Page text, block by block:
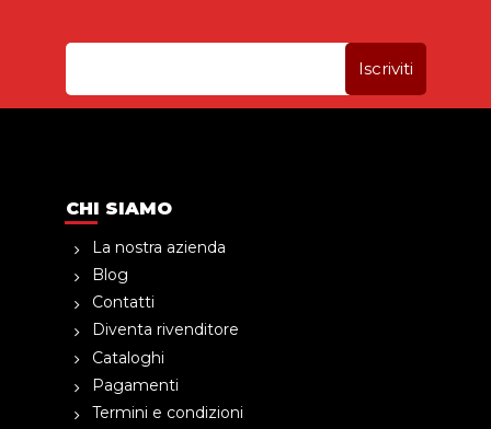
CHI SIAMO
La nostra azienda
Blog
Contatti
Diventa rivenditore
Cataloghi
Pagamenti
Termini e condizioni